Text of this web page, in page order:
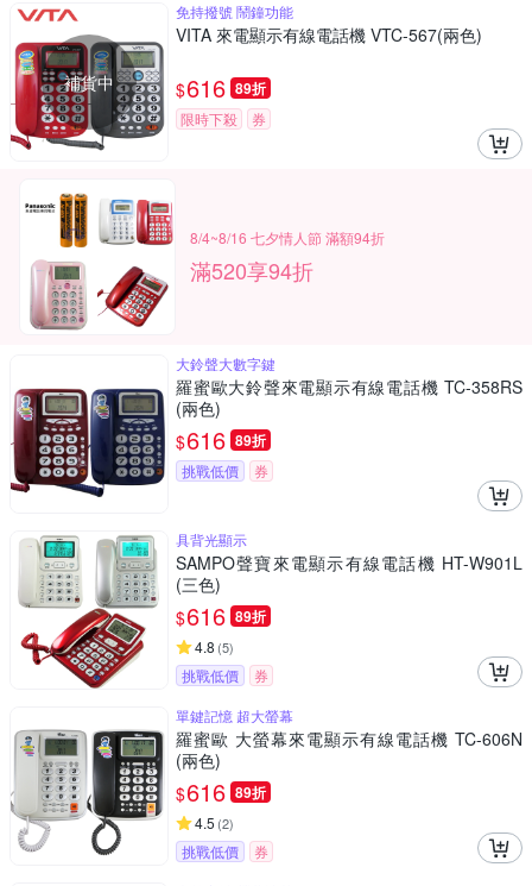
補貨中
免持撥號 鬧鐘功能
VITA 來電顯示有線電話機 VTC-567(兩色)
$616 89折
限時下殺 券
8/4~8/16 七夕情人節 滿額94折
滿520享94折
大鈴聲大數字鍵
羅蜜歐大鈴聲來電顯示有線電話機 TC-358RS
(兩色)
$616 89折
挑戰低價 券
具背光顯示
SAMPO聲寶來電顯示有線電話機 HT-W901L
(三色)
$616 89折
4.8 (5)
挑戰低價
券
單鍵記憶 超大螢幕
羅蜜歐 大螢幕來電顯示有線電話機 TC-606N
(兩色)
$616 89折
4.5 (2)
挑戰低價
券